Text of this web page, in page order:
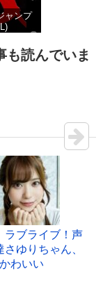
ャンプ
：¥100
も読んでいま
ラブライブ！声
ゆりちゃん、
かわいい